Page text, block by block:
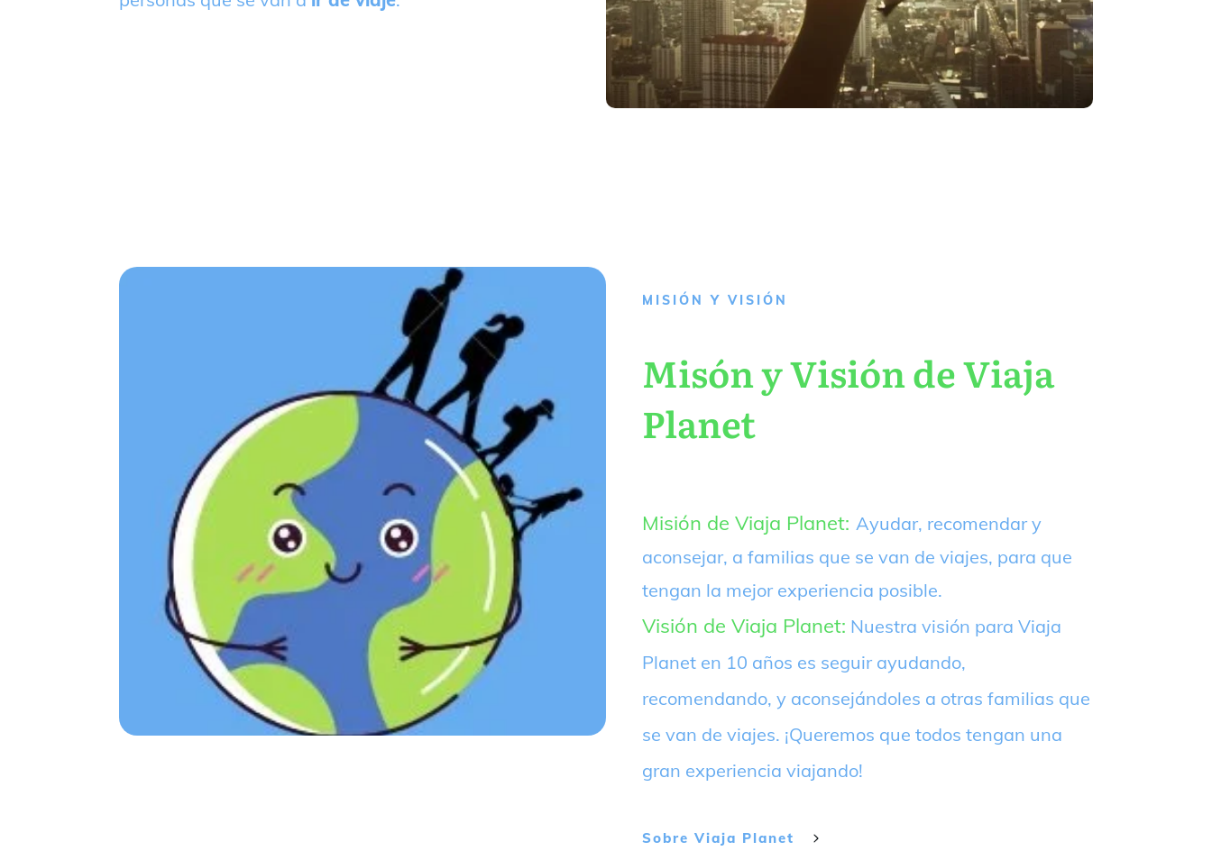
MISIÓN Y VISIÓN
Misón y Visión de Viaja
Planet
Misión de Viaja Planet: Ayudar, recomendar y
aconsejar, a familias que se van de viajes, para que
tengan la mejor experiencia posible.
Visión de Viaja Planet: Nuestra visión para Viaja
Planet en 10 años es seguir ayudando,
recomendando, y aconsejándoles a otras familias que
se van de viajes. ¡Queremos que todos tengan una
gran experiencia viajando!
Sobre Viaja Planet